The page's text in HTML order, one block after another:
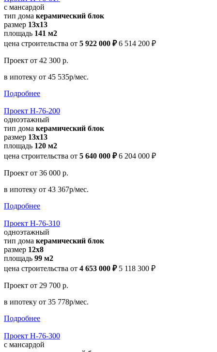
с мансардой
тип дома керамический блок
размер 13x13
площадь 141 м2
цена строительства от 5 922 000 ₽ 6 514 200 ₽
Проект от 42 300 р.
в ипотеку от 45 535р/мес.
Подробнее
Проект Н-76-200
одноэтажный
тип дома керамический блок
размер 13x13
площадь 120 м2
цена строительства от 5 640 000 ₽ 6 204 000 ₽
Проект от 36 000 р.
в ипотеку от 43 367р/мес.
Подробнее
Проект Н-76-310
одноэтажный
тип дома керамический блок
размер 12x8
площадь 99 м2
цена строительства от 4 653 000 ₽ 5 118 300 ₽
Проект от 29 700 р.
в ипотеку от 35 778р/мес.
Подробнее
Проект Н-76-300
с мансардой